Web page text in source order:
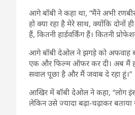
आगे बॉबी ने कहा था, “मैंने अभी
हो क्या रहा है मेरे साथ, क्योंकि
हैं, कितनी हार्डवर्किंग हैं। कितनी
आगे बॉबी देओल ने झगड़े को अफवाह
एक और फिल्म ऑफर कर दी। अब मैं
सवाल पूछा है और मैं जवाब दे रहा हूं।”
आखिर में बॉबी देओल ने कहा, “लोग
लेकिन उसे ज्यादा बढ़ा-चढ़ाकर